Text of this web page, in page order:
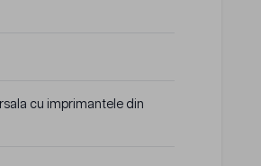
cu imprimantele din